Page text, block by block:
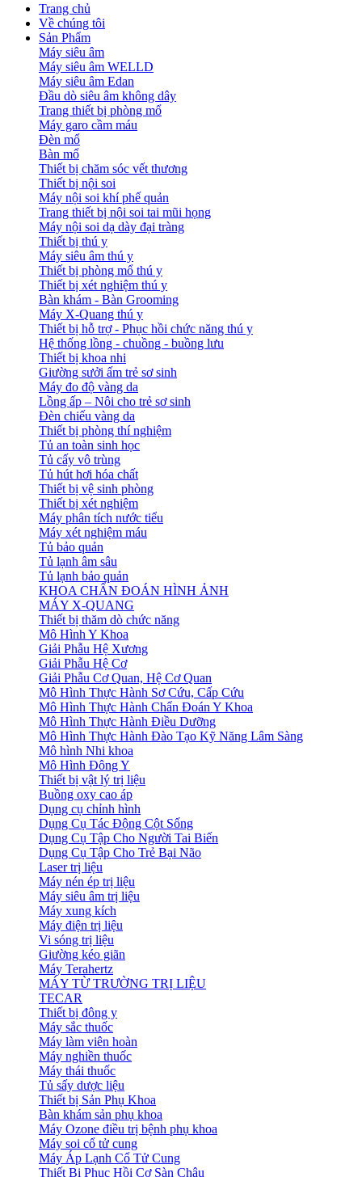
Trang chủ
Về chúng tôi
Sản Phẩm
Máy siêu âm
Máy siêu âm WELLD
Máy siêu âm Edan
Đầu dò siêu âm không dây
Trang thiết bị phòng mổ
Máy garo cầm máu
Đèn mổ
Bàn mổ
Thiết bị chăm sóc vết thương
Thiết bị nội soi
Máy nội soi khí phế quản
Trang thiết bị nội soi tai mũi họng
Máy nội soi dạ dày đại tràng
Thiết bị thú y
Máy siêu âm thú y
Thiết bị phòng mổ thú y
Thiết bị xét nghiệm thú y
Bàn khám - Bàn Grooming
Máy X-Quang thú y
Thiết bị hỗ trợ - Phục hồi chức năng thú y
Hệ thống lồng - chuồng - buồng lưu
Thiết bị khoa nhi
Giường sưởi ấm trẻ sơ sinh
Máy đo độ vàng da
Lồng ấp – Nôi cho trẻ sơ sinh
Đèn chiếu vàng da
Thiết bị phòng thí nghiệm
Tủ an toàn sinh học
Tủ cấy vô trùng
Tủ hút hơi hóa chất
Thiết bị vệ sinh phòng
Thiết bị xét nghiệm
Máy phân tích nước tiểu
Máy xét nghiệm máu
Tủ bảo quản
Tủ lạnh âm sâu
Tủ lạnh bảo quản
KHOA CHẨN ĐOÁN HÌNH ẢNH
MÁY X-QUANG
Thiết bị thăm dò chức năng
Mô Hình Y Khoa
Giải Phẫu Hệ Xương
Giải Phẫu Hệ Cơ
Giải Phẫu Cơ Quan, Hệ Cơ Quan
Mô Hình Thực Hành Sơ Cứu, Cấp Cứu
Mô Hình Thực Hành Chẩn Đoán Y Khoa
Mô Hình Thực Hành Điều Dưỡng
Mô Hình Thực Hành Đào Tạo Kỹ Năng Lâm Sàng
Mô hình Nhi khoa
Mô Hình Đông Y
Thiết bị vật lý trị liệu
Buồng oxy cao áp
Dụng cụ chỉnh hình
Dụng Cụ Tác Động Cột Sống
Dụng Cụ Tập Cho Người Tai Biến
Dụng Cụ Tập Cho Trẻ Bại Não
Laser trị liệu
Máy nén ép trị liệu
Máy siêu âm trị liệu
Máy xung kích
Máy điện trị liệu
Vi sóng trị liệu
Giường kéo giãn
Máy Terahertz
MÁY TỪ TRƯỜNG TRỊ LIỆU
TECAR
Thiết bị đông y
Máy sắc thuốc
Máy làm viên hoàn
Máy nghiền thuốc
Máy thái thuốc
Tủ sấy dược liệu
Thiết bị Sản Phụ Khoa
Bàn khám sản phụ khoa
Máy Ozone điều trị bệnh phụ khoa
Máy soi cổ tử cung
Máy Áp Lạnh Cổ Tử Cung
Thiết Bị Phục Hồi Cơ Sàn Chậu